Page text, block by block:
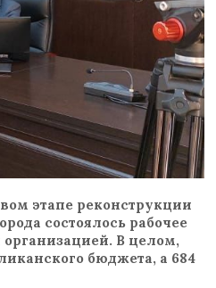
этапе реконструкции
состоялось рабочее
В целом,
бюджета, а 684